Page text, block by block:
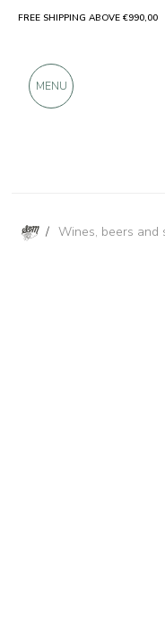
/ Wines, beers and
FREE SHIPPING ABOVE €990,00
MENU